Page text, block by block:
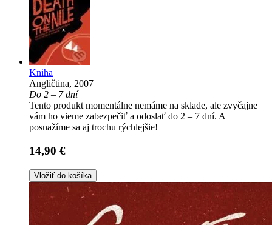
Kniha
Angličtina, 2007
Do 2 – 7 dní
Tento produkt momentálne nemáme na sklade, ale zvyčajne
vám ho vieme zabezpečiť a odoslať do 2 – 7 dní. A
posnažíme sa aj trochu rýchlejšie!
14,90 €
Vložiť do košíka